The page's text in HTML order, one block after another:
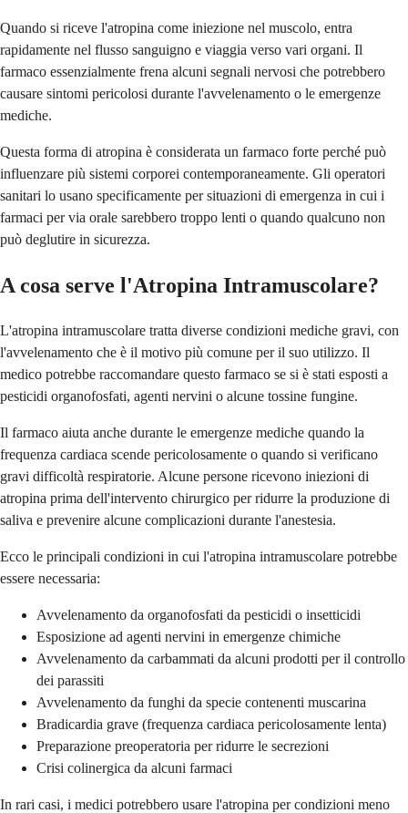
Quando si riceve l'atropina come iniezione nel muscolo, entra
rapidamente nel flusso sanguigno e viaggia verso vari organi. Il
farmaco essenzialmente frena alcuni segnali nervosi che potrebbero
causare sintomi pericolosi durante l'avvelenamento o le emergenze
mediche.
Questa forma di atropina è considerata un farmaco forte perché può
influenzare più sistemi corporei contemporaneamente. Gli operatori
sanitari lo usano specificamente per situazioni di emergenza in cui i
farmaci per via orale sarebbero troppo lenti o quando qualcuno non
può deglutire in sicurezza.
A cosa serve l'Atropina Intramuscolare?
L'atropina intramuscolare tratta diverse condizioni mediche gravi, con
l'avvelenamento che è il motivo più comune per il suo utilizzo. Il
medico potrebbe raccomandare questo farmaco se si è stati esposti a
pesticidi organofosfati, agenti nervini o alcune tossine fungine.
Il farmaco aiuta anche durante le emergenze mediche quando la
frequenza cardiaca scende pericolosamente o quando si verificano
gravi difficoltà respiratorie. Alcune persone ricevono iniezioni di
atropina prima dell'intervento chirurgico per ridurre la produzione di
saliva e prevenire alcune complicazioni durante l'anestesia.
Ecco le principali condizioni in cui l'atropina intramuscolare potrebbe
essere necessaria:
Avvelenamento da organofosfati da pesticidi o insetticidi
Esposizione ad agenti nervini in emergenze chimiche
Avvelenamento da carbammati da alcuni prodotti per il controllo
dei parassiti
Avvelenamento da funghi da specie contenenti muscarina
Bradicardia grave (frequenza cardiaca pericolosamente lenta)
Preparazione preoperatoria per ridurre le secrezioni
Crisi colinergica da alcuni farmaci
In rari casi, i medici potrebbero usare l'atropina per condizioni meno